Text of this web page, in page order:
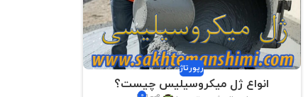
رپورتاژ
انواع ژل میکروسیلیس چیست؟